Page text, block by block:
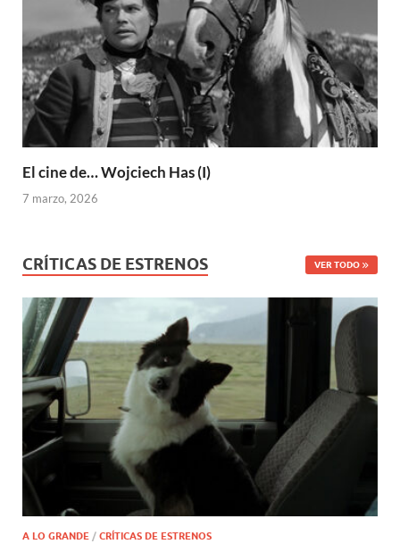
El cine de… Wojciech Has (I)
7 marzo, 2026
CRÍTICAS DE ESTRENOS VER TODO
A LO GRANDE / CRÍTICAS DE ESTRENOS